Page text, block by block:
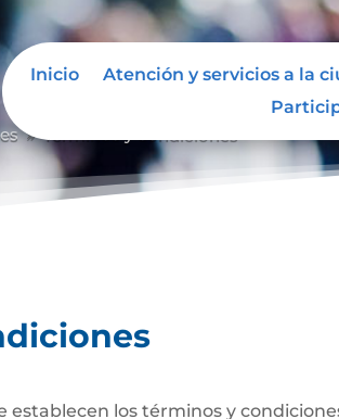
Inicio Atención y servicios a la
9
establecen los términos y